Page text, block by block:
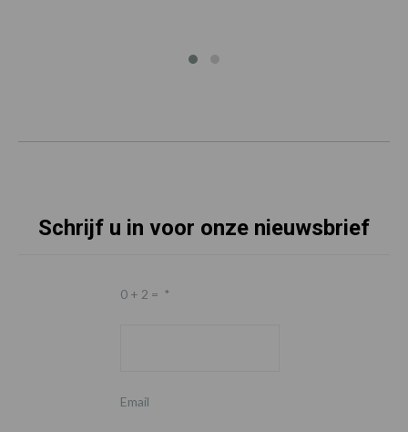
Schrijf u in voor onze nieuwsbrief
0 + 2 = *
Email